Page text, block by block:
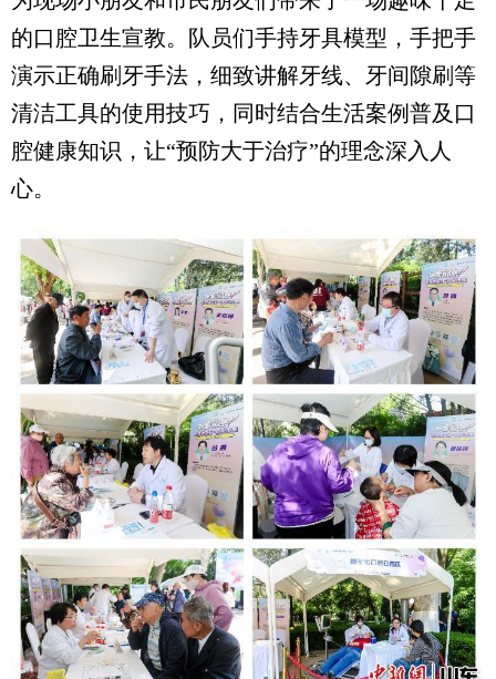
的口腔卫生宣教。队员们手持牙具模型，手把手
演示正确刷牙手法，细致讲解牙线、牙间隙刷等
清洁工具的使用技巧，同时结合生活案例普及口
腔健康知识，让“预防大于治疗”的理念深入人
心。